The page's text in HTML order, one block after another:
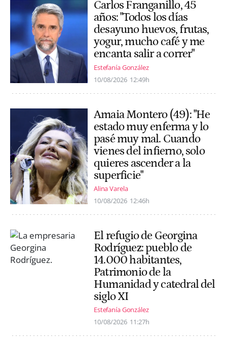
Carlos Franganillo, 45
años: "Todos los días
desayuno huevos, frutas,
yogur, mucho café y me
encanta salir a correr"
Estefanía González
10/08/2026 12:49h
Amaia Montero (49): "He
estado muy enferma y lo
pasé muy mal. Cuando
vienes del infierno, solo
quieres ascender a la
superficie"
Alina Varela
10/08/2026 12:46h
El refugio de Georgina
Rodríguez: pueblo de
14.000 habitantes,
Patrimonio de la
Humanidad y catedral del
siglo XI
Estefanía González
10/08/2026 11:27h